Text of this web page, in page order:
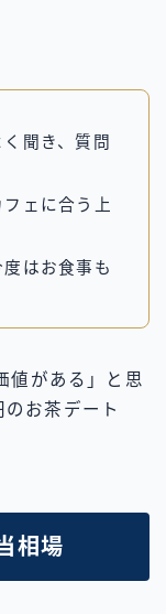
聞き、質問
ェに合う上
はお食事も
値がある」と思
お茶デート
相場